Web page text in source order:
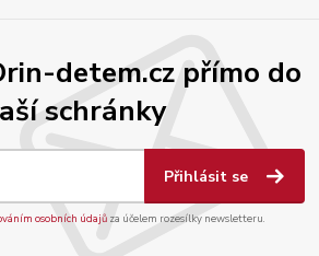
detem.cz přímo do
schránky
Přihlásit se
osobních údajůza účelem rozesílky newsletteru.